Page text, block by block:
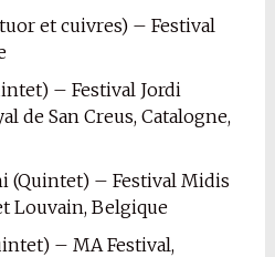
et cuivres) – Festival
– Festival Jordi
de San Creus, Catalogne,
(Quintet) – Festival Midis
Louvain, Belgique
– MA Festival,